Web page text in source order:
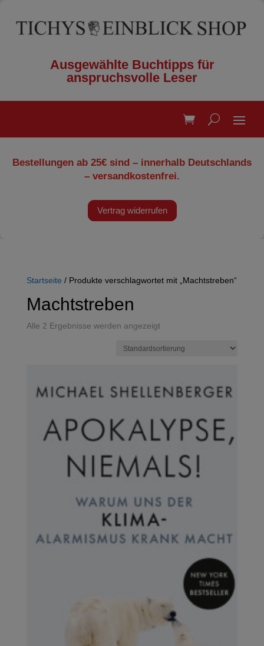
Ausgewählte Buchtipps für
anspruchsvolle Leser
Bestellungen ab 25€ sind – innerhalb Deutschlands
– versandkostenfrei.
Vertrag widerrufen
Startseite / Produkte verschlagwortet mit „Machtstreben“
Machtstreben
Alle 2 Ergebnisse werden angezeigt